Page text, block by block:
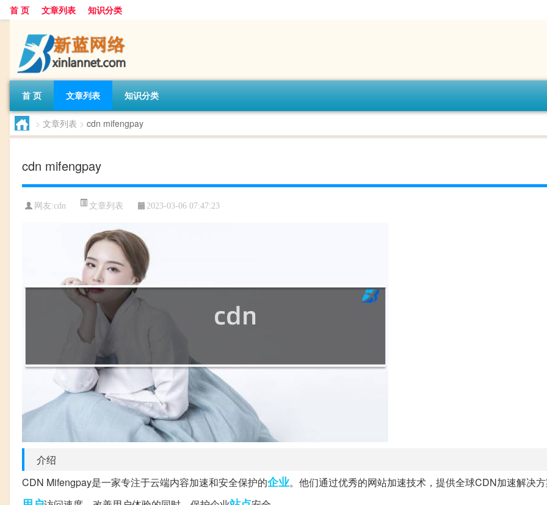
首 页 文章列表 知识分类
首 页 文章列表 知识分类
> 文章列表 > cdn mifengpay
cdn mifengpay
网友:cdn 文章列表 2023-03-06 07:47:23
介绍
CDN Mifengpay是一家专注于云端内容加速和安全保护的企业。他们通过优秀的网站加速技术，提供全球CDN加速解决